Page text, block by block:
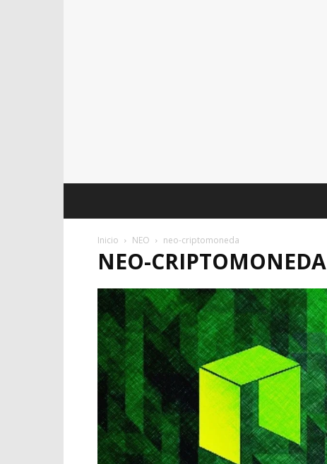
Inicio NEO neo-criptomoneda
NEO-CRIPTOMONEDA